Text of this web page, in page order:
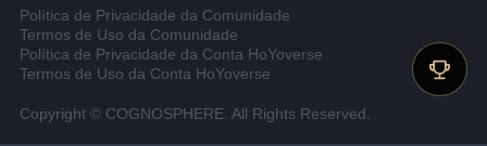
Política de Privacidade da Comunidade
Termos de Uso da Comunidade
Política de Privacidade da Conta HoYoverse
Termos de Uso da Conta HoYoverse
Copyright © COGNOSPHERE. All Rights Reserved.